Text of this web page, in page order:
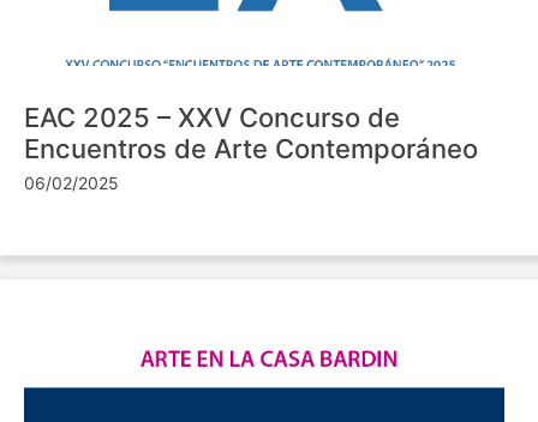
EAC 2025 – XXV Concurso de
Encuentros de Arte Contemporáneo
06/02/2025